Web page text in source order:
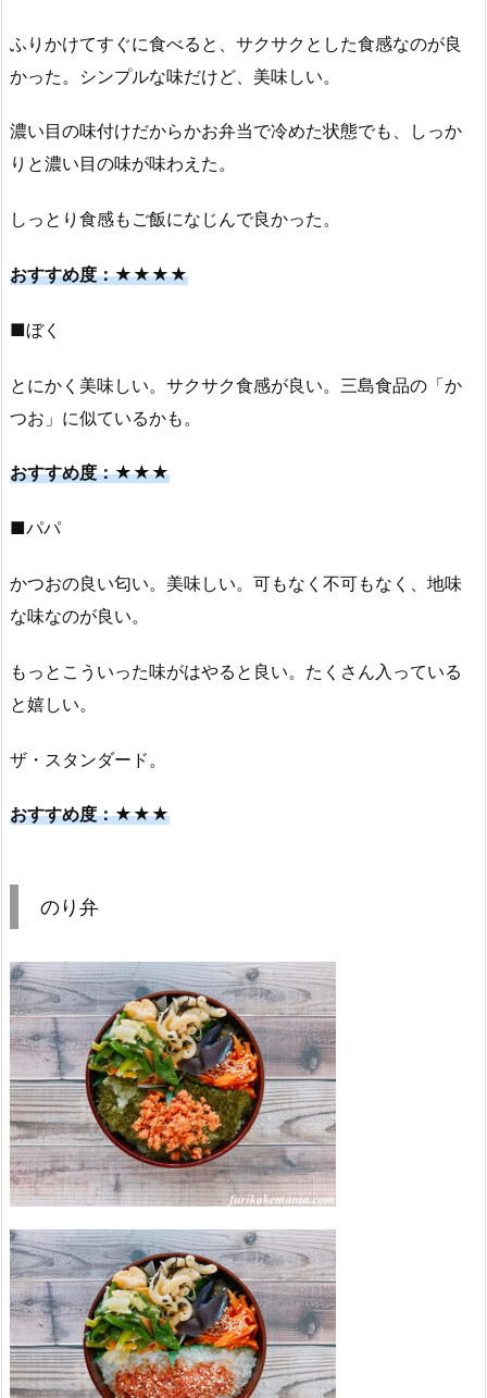
ふりかけてすぐに食べると、サクサクとした食感なのが良
かった。シンプルな味だけど、美味しい。
濃い目の味付けだからかお弁当で冷めた状態でも、しっか
りと濃い目の味が味わえた。
しっとり食感もご飯になじんで良かった。
おすすめ度：★★★★
■ぼく
とにかく美味しい。サクサク食感が良い。三島食品の「か
つお」に似ているかも。
おすすめ度：★★★
■パパ
かつおの良い匂い。美味しい。可もなく不可もなく、地味
な味なのが良い。
もっとこういった味がはやると良い。たくさん入っている
と嬉しい。
ザ・スタンダード。
おすすめ度：★★★
のり弁